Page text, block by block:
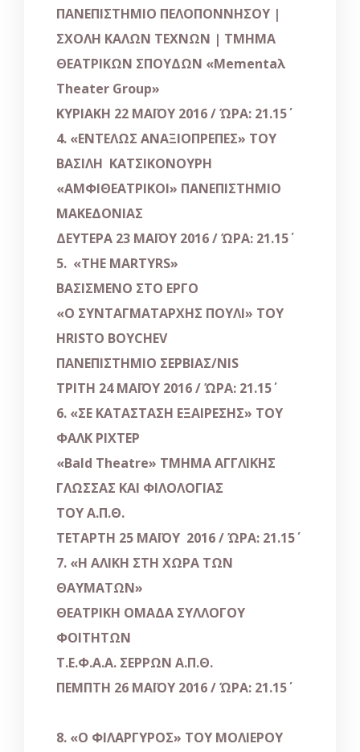
ΠΑΝΕΠΙΣΤΗΜΙΟ ΠΕΛΟΠΟΝΝΗΣΟΥ |
ΣΧΟΛΗ ΚΑΛΩΝ ΤΕΧΝΩΝ | ΤΜΗΜΑ
ΘΕΑΤΡΙΚΩΝ ΣΠΟΥΔΩΝ «Mementaλ
Theater Group»
ΚΥΡΙΑΚΗ 22 ΜΑΪΟΥ 2016 / ΏΡΑ: 21.15΄
4. «ΕΝΤΕΛΩΣ ΑΝΑΞΙΟΠΡΕΠΕΣ» ΤΟΥ
ΒΑΣΙΛΗ ΚΑΤΣΙΚΟΝΟΥΡΗ
«AΜΦΙΘΕΑΤΡΙΚΟΙ» ΠΑΝΕΠΙΣΤΗΜΙΟ
ΜΑΚΕΔΟΝΙΑΣ
ΔΕΥΤΕΡΑ 23 ΜΑΪΟΥ 2016 / ΏΡΑ: 21.15΄
5. «THE MARTYRS»
ΒΑΣΙΣΜΕΝΟ ΣΤΟ ΕΡΓΟ
«Ο ΣΥΝΤΑΓΜΑΤΑΡΧΗΣ ΠΟΥΛΙ» ΤΟΥ
HRISTO BOYCHEV
ΠΑΝΕΠΙΣΤΗΜΙΟ ΣΕΡΒΙΑΣ/NIS
ΤΡΙΤΗ 24 ΜΑΪΟΥ 2016 / ΏΡΑ: 21.15΄
6. «ΣΕ ΚΑΤΑΣΤΑΣΗ ΕΞΑΙΡΕΣΗΣ» ΤΟΥ
ΦΑΛΚ ΡΙΧΤΕΡ
«Bald Theatre» ΤΜΗΜΑ ΑΓΓΛΙΚΗΣ
ΓΛΩΣΣΑΣ ΚΑΙ ΦΙΛΟΛΟΓΙΑΣ
ΤΟΥ Α.Π.Θ.
ΤΕΤΑΡΤΗ 25 ΜΑΪΟΥ 2016 / ΏΡΑ: 21.15΄
7. «Η ΑΛΙΚΗ ΣΤΗ ΧΩΡΑ ΤΩΝ
ΘΑΥΜΑΤΩΝ»
ΘΕΑΤΡΙΚΗ ΟΜΑΔΑ ΣΥΛΛΟΓΟΥ
ΦΟΙΤΗΤΩΝ
Τ.Ε.Φ.Α.Α. ΣΕΡΡΩΝ Α.Π.Θ.
ΠΕΜΠΤΗ 26 ΜΑΪΟΥ 2016 / ΏΡΑ: 21.15΄
8. «Ο ΦΙΛΑΡΓΥΡΟΣ» ΤΟΥ ΜΟΛΙΕΡΟΥ